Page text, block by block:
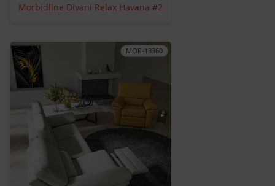
Morbidline Divani Relax Havana #2
MOR-13360